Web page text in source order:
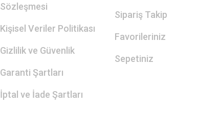
Sözleşmesi
Kişisel Veriler Politikası
Gizlilik ve Güvenlik
Garanti Şartları
İptal ve İade Şartları
Sipariş Takip
Favorileriniz
Sepetiniz